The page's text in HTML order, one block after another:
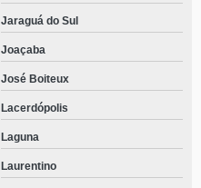
Jaraguá do Sul
Joaçaba
José Boiteux
Lacerdópolis
Laguna
Laurentino